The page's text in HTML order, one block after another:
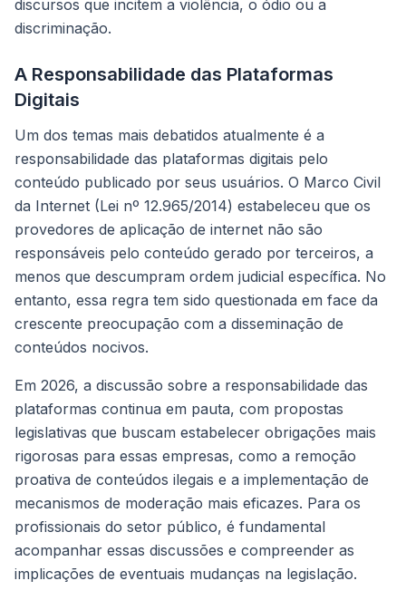
discursos que incitem a violência, o ódio ou a
discriminação.
A Responsabilidade das Plataformas
Digitais
Um dos temas mais debatidos atualmente é a
responsabilidade das plataformas digitais pelo
conteúdo publicado por seus usuários. O Marco Civil
da Internet (Lei nº 12.965/2014) estabeleceu que os
provedores de aplicação de internet não são
responsáveis pelo conteúdo gerado por terceiros, a
menos que descumpram ordem judicial específica. No
entanto, essa regra tem sido questionada em face da
crescente preocupação com a disseminação de
conteúdos nocivos.
Em 2026, a discussão sobre a responsabilidade das
plataformas continua em pauta, com propostas
legislativas que buscam estabelecer obrigações mais
rigorosas para essas empresas, como a remoção
proativa de conteúdos ilegais e a implementação de
mecanismos de moderação mais eficazes. Para os
profissionais do setor público, é fundamental
acompanhar essas discussões e compreender as
implicações de eventuais mudanças na legislação.